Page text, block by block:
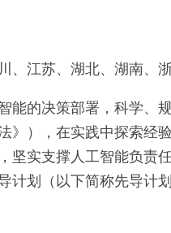
、江苏、湖北、湖南、
能的决策部署，科学、
》），在实践中探索经
坚实支撑人工智能负责
划（以下简称先导计